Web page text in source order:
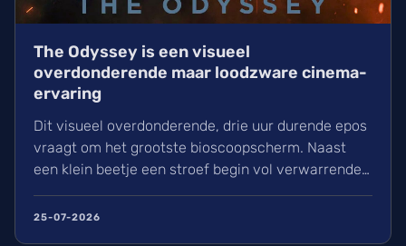
The Odyssey is een visueel
overdonderende maar loodzware cinema-
ervaring
Dit visueel overdonderende, drie uur durende epos
vraagt om het grootste bioscoopscherm. Naast
een klein beetje een stroef begin vol verwarrende
film in een indrukwekkend epos vol praktische
25-07-2026